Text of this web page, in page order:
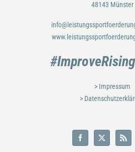
48143 Münster
> Impressum
>